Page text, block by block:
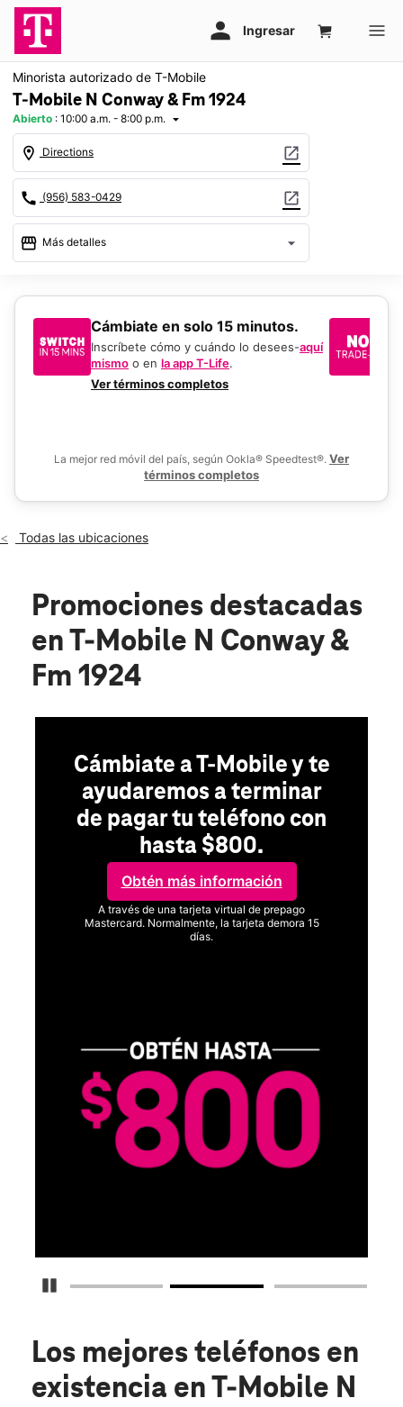
Minorista autorizado de T-Mobile
T-Mobile N Conway & Fm 1924
Abierto : 10:00 a.m. - 8:00 p.m. arrow_drop_down
location_on Directions open_in_new
call (956) 583-0429 open_in_new
storefront Más detalles arrow_drop_down
Vie.:10:00 a.m. a 8:00 p.m.
Sáb.:
10:00 a.m. a 8:00 p.m.
Dom.: 11:00 a.m. a 6:00 p.m.
Lun.:10:00 a.m. a 8:00 p.m.
10:00 a.m. a 8:00 p.m.
​​​​​​​Cámbiate en solo 15 minutos.
Inscríbete cómo y cuándo lo desees-aquí
mismo o en la app T-Life.
Ver términos completos
La mejor red móvil del país, según Ookla® Speedtest®. Ver
términos completos
Todas las ubicaciones
Promociones destacadas
en T-Mobile N Conway &
Fm 1924
Detener carrusel
Cámbiate a T-Mobile y te
ayudaremos a terminar
de pagar tu teléfono con
hasta $800.
Obtén más información
A través de una tarjeta virtual de prepago
Mastercard. Normalmente, la tarjeta demora 15
días.
Los mejores teléfonos en
existencia en T-Mobile N